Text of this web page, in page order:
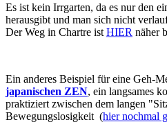
Es ist kein Irrgarten, da es nur den
herausgibt und man sich nicht
Der Weg in Chartre ist HIER näher
Ein anderes Beispiel für eine Geh-
japanischen ZEN, ein langsames
praktiziert zwischen dem langen
Bewegungslosigkeit (hier nochmal